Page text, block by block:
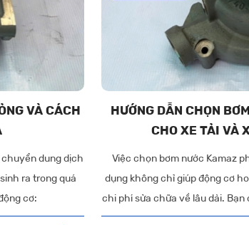
VÀ CÁCH
chuyển dung dịch
ra trong quá
cơ:
HƯỚNG DẪN CHỌN
CHO XE TẢI VÀ
Việc chọn bơm nước Kamaz
dụng không chỉ giúp động cơ
chi phí sửa chữa về lâu dài. Bạn
hành, chất lượng sản